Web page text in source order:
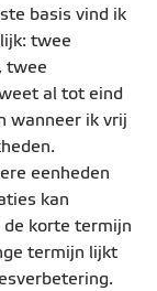
basis vind ik
twee
twee
al tot eind
wanneer ik vrij
eenheden
kan
de korte termijn
termijn lijkt